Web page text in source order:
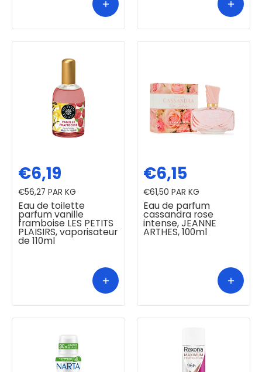
Eau de toilette
parfum vanille
framboise LES PETITS
PLAISIRS, vaporisateur
de 110ml
€6,19
€56,27 PAR KG
Eau de parfum
cassandra rose
intense, JEANNE
ARTHES, 100ml
€6,15
€61,50 PAR KG